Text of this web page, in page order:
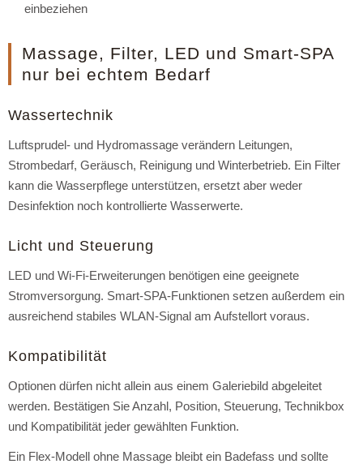
einbeziehen
Massage, Filter, LED und Smart-SPA
nur bei echtem Bedarf
Wassertechnik
Luftsprudel- und Hydromassage verändern Leitungen,
Strombedarf, Geräusch, Reinigung und Winterbetrieb. Ein Filter
kann die Wasserpflege unterstützen, ersetzt aber weder
Desinfektion noch kontrollierte Wasserwerte.
Licht und Steuerung
LED und Wi-Fi-Erweiterungen benötigen eine geeignete
Stromversorgung. Smart-SPA-Funktionen setzen außerdem ein
ausreichend stabiles WLAN-Signal am Aufstellort voraus.
Kompatibilität
Optionen dürfen nicht allein aus einem Galeriebild abgeleitet
werden. Bestätigen Sie Anzahl, Position, Steuerung, Technikbox
und Kompatibilität jeder gewählten Funktion.
Ein Flex-Modell ohne Massage bleibt ein Badefass und sollte